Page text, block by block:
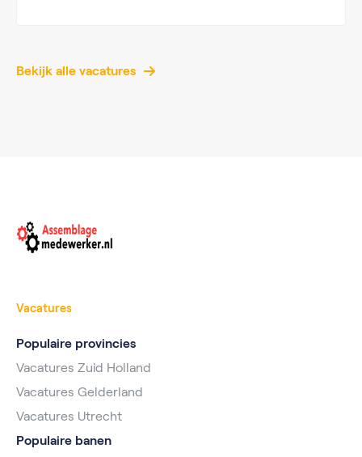
Bekijk alle vacatures
Vacatures
Populaire provincies
Vacatures Zuid Holland
Vacatures Gelderland
Vacatures Utrecht
Populaire banen